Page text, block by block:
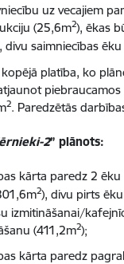
uz vecajiem
(25,6m2), ēkas
divu saimniecības
kopējā platība, ko
2. Paredzētās
2” plānots:
kārta paredz 2
2), divu pirts
izmitināšanai/
(411,2m2);
kārta paredz